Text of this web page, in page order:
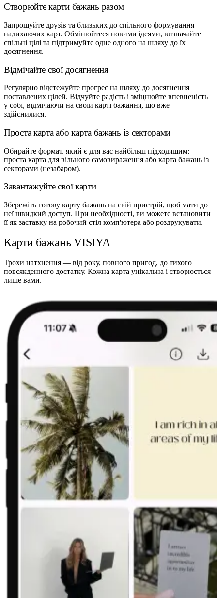
Створюйте карти бажань разом
Запрошуйте друзів та близьких до спільного формування
надихаючих карт. Обмінюйтеся новими ідеями, визначайте
спільні цілі та підтримуйте одне одного на шляху до їх
досягнення.
Відмічайте свої досягнення
Регулярно відстежуйте прогрес на шляху до досягнення
поставлених цілей. Відчуйте радість і зміцнюйте впевненість
у собі, відмічаючи на своїй карті бажання, що вже
здійснилися.
Проста карта або карта бажань із секторами
Обирайте формат, який є для вас найбільш підходящим:
проста карта для вільного самовираження або карта бажань із
секторами (незабаром).
Завантажуйте свої карти
Збережіть готову карту бажань на свій пристрій, щоб мати до
неї швидкий доступ. При необхідності, ви можете встановити
її як заставку на робочий стіл комп'ютера або роздрукувати.
Карти бажань VISIYA
Трохи натхнення — від року, повного пригод, до тихого
повсякденного достатку. Кожна карта унікальна і створюється
лише вами.